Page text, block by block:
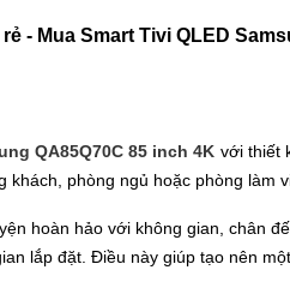
rẻ - Mua Smart Tivi QLED
QA85Q70C 85 inch 4K với thiết
khách, phòng ngủ hoặc phòng làm
hoàn hảo với không gian, chân
lắp đặt. Điều này giúp tạo nên